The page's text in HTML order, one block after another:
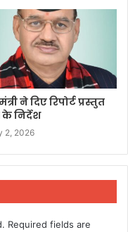
ने दिए रिपोर्ट प्रस्तुत
निर्देश
2, 2026
Required fields are